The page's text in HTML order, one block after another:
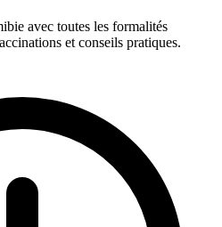
avec toutes les formalités
et conseils pratiques.